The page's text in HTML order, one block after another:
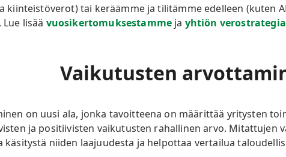
kiinteistöverot) tai keräämme ja tilitämme edelleen (kuten
lisää vuosikertomuksestamme ja yhtiön
Vaikutusten
on uusi ala, jonka tavoitteena on määrittää yritysten
ja positiivisten vaikutusten rahallinen arvo. Mitattujen
käsitystä niiden laajuudesta ja helpottaa vertailua